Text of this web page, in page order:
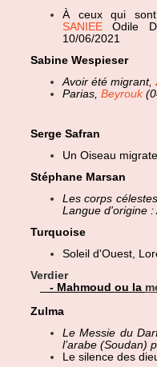
À ceux qui
SANIEE Odile
10/06/2021
Sabine Wespieser
Avoir été migrant,
Parias, Beyrouk
Serge Safran
Un Oiseau
Stéphane Marsan
Les corps
Langue d'origine :
Turquoise
Soleil d'Ouest,
Verdier
- Mahmoud ou la
Zulma
Le Messie du
l’arabe (Soudan)
Le silence des